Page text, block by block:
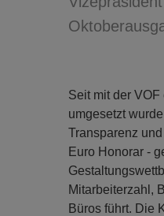
Seit mit der
umgesetzt
Transparenz
Euro Honorar -
Mitarbeiterzahl,
Büros führt. Die